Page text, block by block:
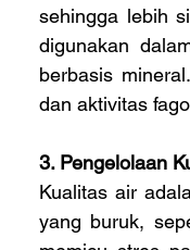
sehingga lebih
digunakan
berbasis
dan aktivitas
3. Pengelolaan
Kualitas air
yang buruk,